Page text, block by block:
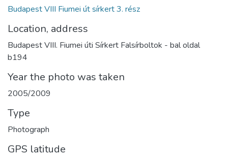
Budapest VIII Fiumei út sírkert 3. rész
Location, address
Budapest VIII. Fiumei úti Sírkert Falsírboltok - bal oldal
b194
Year the photo was taken
2005/2009
Type
Photograph
GPS latitude